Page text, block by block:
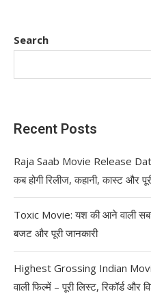
Search
Recent Posts
Raja Saab Movie Release
कब होगी रिलीज, कहानी, कास्ट और
Toxic Movie: यश की आने वाली
बजट और पूरी जानकारी
Highest Grossing Indian
वाली फिल्में – पूरी लिस्ट, रिकॉर्ड और